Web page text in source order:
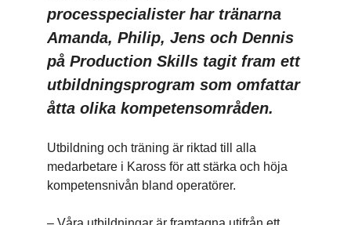
processpecialister har tränarna
Amanda, Philip, Jens och Dennis
på Production Skills tagit fram ett
utbildningsprogram som omfattar
åtta olika kompetensområden.
Utbildning och träning är riktad till alla
medarbetare i Kaross för att stärka och höja
kompetensnivån bland operatörer.